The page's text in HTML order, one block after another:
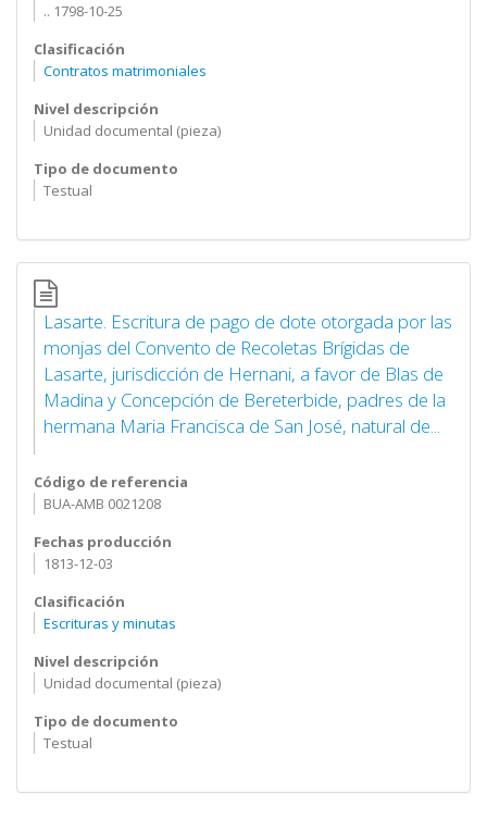
.. 1798-10-25
Clasificación
Contratos matrimoniales
Nivel descripción
Unidad documental (pieza)
Tipo de documento
Testual
Lasarte. Escritura de pago de dote otorgada por las
monjas del Convento de Recoletas Brígidas de
Lasarte, jurisdicción de Hernani, a favor de Blas de
Madina y Concepción de Bereterbide, padres de la
hermana Maria Francisca de San José, natural de...
Código de referencia
BUA-AMB 0021208
Fechas producción
1813-12-03
Clasificación
Escrituras y minutas
Nivel descripción
Unidad documental (pieza)
Tipo de documento
Testual